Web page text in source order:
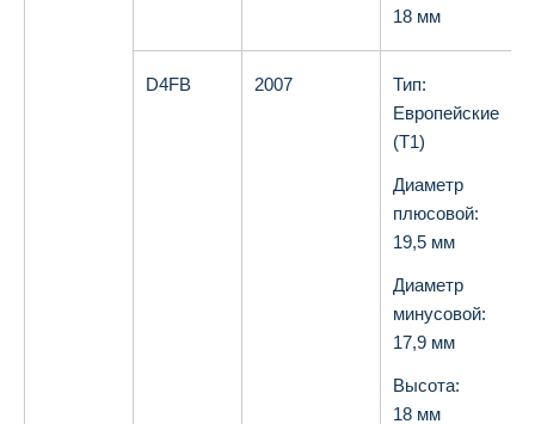
18 мм
D4FB 2007
Тип:
Европейские
(T1)
Диаметр
плюсовой:
19,5 мм
Диаметр
минусовой:
17,9 мм
Высота:
18 мм